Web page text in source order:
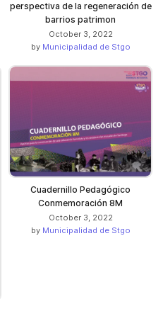
perspectiva de la regeneración de
barrios patrimon
October 3, 2022
by Municipalidad de Stgo
Cuadernillo Pedagógico
Conmemoración 8M
October 3, 2022
by Municipalidad de Stgo